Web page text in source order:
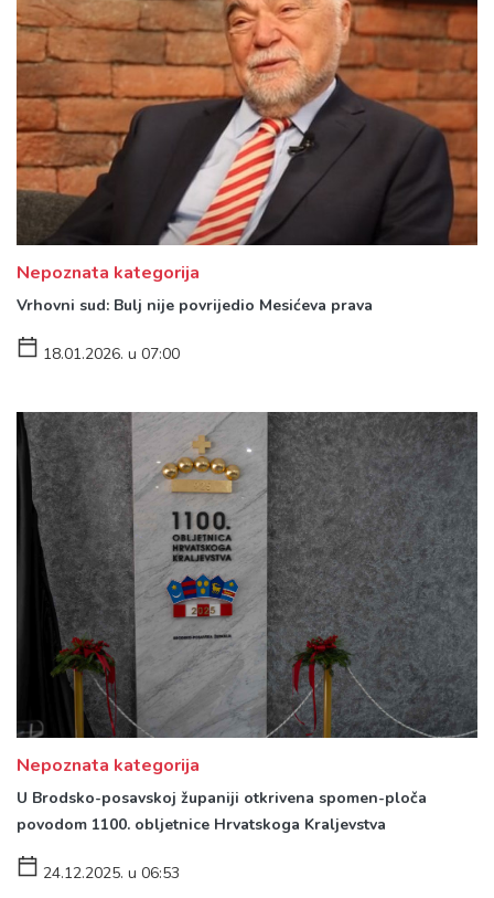
Nepoznata kategorija
Vrhovni sud: Bulj nije povrijedio Mesićeva prava
18.01.2026. u 07:00
Nepoznata kategorija
U Brodsko-posavskoj županiji otkrivena spomen-ploča
povodom 1100. obljetnice Hrvatskoga Kraljevstva
24.12.2025. u 06:53